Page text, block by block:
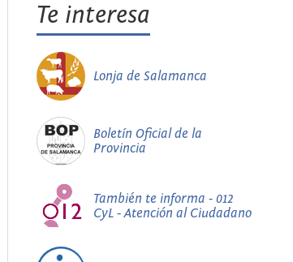
Te interesa
Lonja de Salamanca
Boletín Oficial de la
Provincia
También te informa - 012
CyL - Atención al Ciudadano